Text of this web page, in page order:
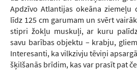
Apdzīvo Atlantijas okeāna ziemeļu
līdz 125 cm garumam un svērt
stipri žokļu muskuļi, ar kuru
savu barības objektu – krabju,
Interesanti, ka vilkzivju tēviņi
šķilšanās brīdim, kas var prasīt pat